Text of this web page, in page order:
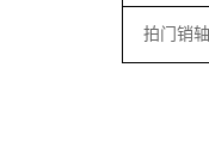
拍门销轴